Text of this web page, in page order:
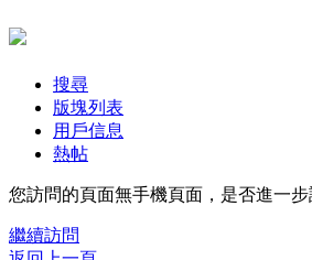
搜尋
版塊列表
用戶信息
熱帖
您訪問的頁面無手機頁面，是否進一步
繼續訪問